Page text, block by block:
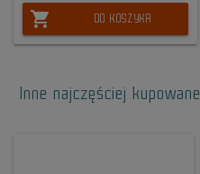
shopping_cart DO KOSZYKA
Inne najczęściej kupowane